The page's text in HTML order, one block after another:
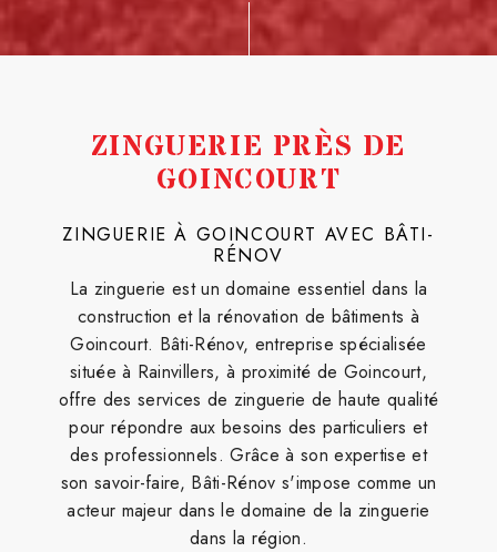
ZINGUERIE PRÈS DE
GOINCOURT
ZINGUERIE À GOINCOURT AVEC BÂTI-
RÉNOV
La zinguerie est un domaine essentiel dans la
construction et la rénovation de bâtiments à
Goincourt. Bâti-Rénov, entreprise spécialisée
située à Rainvillers, à proximité de Goincourt,
offre des services de zinguerie de haute qualité
pour répondre aux besoins des particuliers et
des professionnels. Grâce à son expertise et
son savoir-faire, Bâti-Rénov s'impose comme un
acteur majeur dans le domaine de la zinguerie
dans la région.